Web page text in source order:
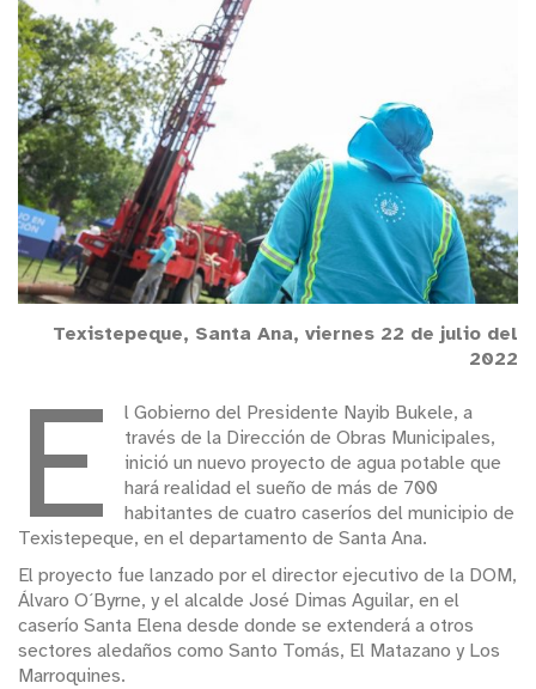
Texistepeque, Santa Ana, viernes 22 de julio del
2022
E
l Gobierno del Presidente Nayib Bukele, a
través de la Dirección de Obras Municipales,
inició un nuevo proyecto de agua potable que
hará realidad el sueño de más de 700
habitantes de cuatro caseríos del municipio de
Texistepeque, en el departamento de Santa Ana.
El proyecto fue lanzado por el director ejecutivo de la DOM,
Álvaro O´Byrne, y el alcalde José Dimas Aguilar, en el
caserío Santa Elena desde donde se extenderá a otros
sectores aledaños como Santo Tomás, El Matazano y Los
Marroquines.